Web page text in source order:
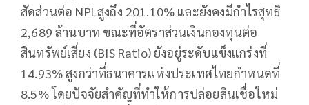
สัดส่วนต่อ NPLสูงถึง 201.10% และยังคงมีกำไรสุทธิ
2,689 ล้านบาท ขณะที่อัตราส่วนเงินกองทุนต่อ
สินทรัพย์เสี่ยง (BIS Ratio) ยังอยู่ระดับแข็งแกร่งที่
14.93% สูงกว่าที่ธนาคารแห่งประเทศไทยกำหนดที่
8.5% โดยปัจจัยสำคัญที่ทำให้การปล่อยสินเชื่อใหม่